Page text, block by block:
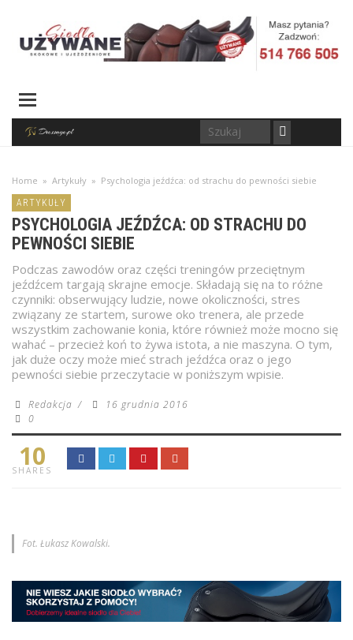
Home » Artykuły » Psychologia jeźdźca: od strachu do pewności siebie
ARTYKUŁY
PSYCHOLOGIA JEŹDŹCA: OD STRACHU DO
PEWNOŚCI SIEBIE
Podczas zawodów oraz części treningów przeciętnym
jeźdźcem targają skrajne emocje. Składają się na to różne
czynniki: obserwujący ludzie, nowe okoliczności, stres
związany ze startem, surowe oko trenera, ale przede
wszystkim zachowanie konia, które również może mocno się
wahać – przecież koń to żywa istota, a nie maszyna. O tym,
jak duże oczy może mieć strach jeźdźca oraz o jego
pewności siebie przeczytacie w poniższym wpisie.
Redakcja /
16 grudnia 2016
0
10
SHARES
Fot. Łukasz Kowalski.